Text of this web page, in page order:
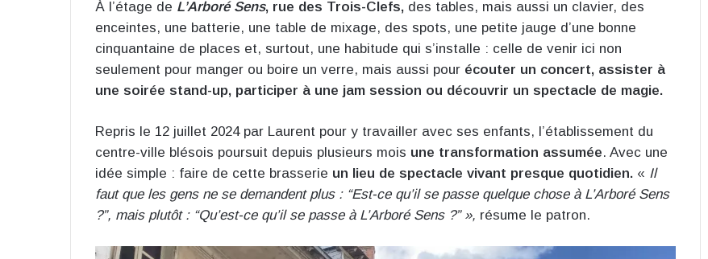
À l’étage de L’Arboré Sens, rue des Trois-Clefs, des tables, mais aussi un clavier, des
enceintes, une batterie, une table de mixage, des spots, une petite jauge d’une bonne
cinquantaine de places et, surtout, une habitude qui s’installe : celle de venir ici non
seulement pour manger ou boire un verre, mais aussi pour écouter un concert, assister à
une soirée stand-up, participer à une jam session ou découvrir un spectacle de magie.
Repris le 12 juillet 2024 par Laurent pour y travailler avec ses enfants, l’établissement du
centre-ville blésois poursuit depuis plusieurs mois une transformation assumée. Avec une
idée simple : faire de cette brasserie un lieu de spectacle vivant presque quotidien. « Il
faut que les gens ne se demandent plus : “Est-ce qu’il se passe quelque chose à L’Arboré Sens
?”, mais plutôt : “Qu’est-ce qu’il se passe à L’Arboré Sens ?” », résume le patron.